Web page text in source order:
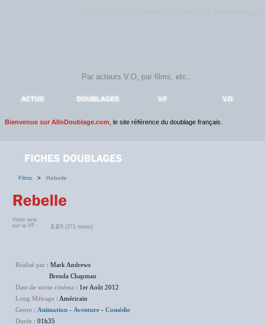
ACTUS DOUBLAGES V.F V.O
Bienvenue sur AlloDoublage.com , le site référence du doublage français.
Films > Rebelle
Votre avis
sur la VF :
2.2/5 (271 notes)
Réalisé par : Mark Andrews
Brenda Chapman
Date de sortie cinéma : 1er Août 2012
Long Métrage : Américain
Genre : Animation - Aventure - Comédie
Durée : 01h35